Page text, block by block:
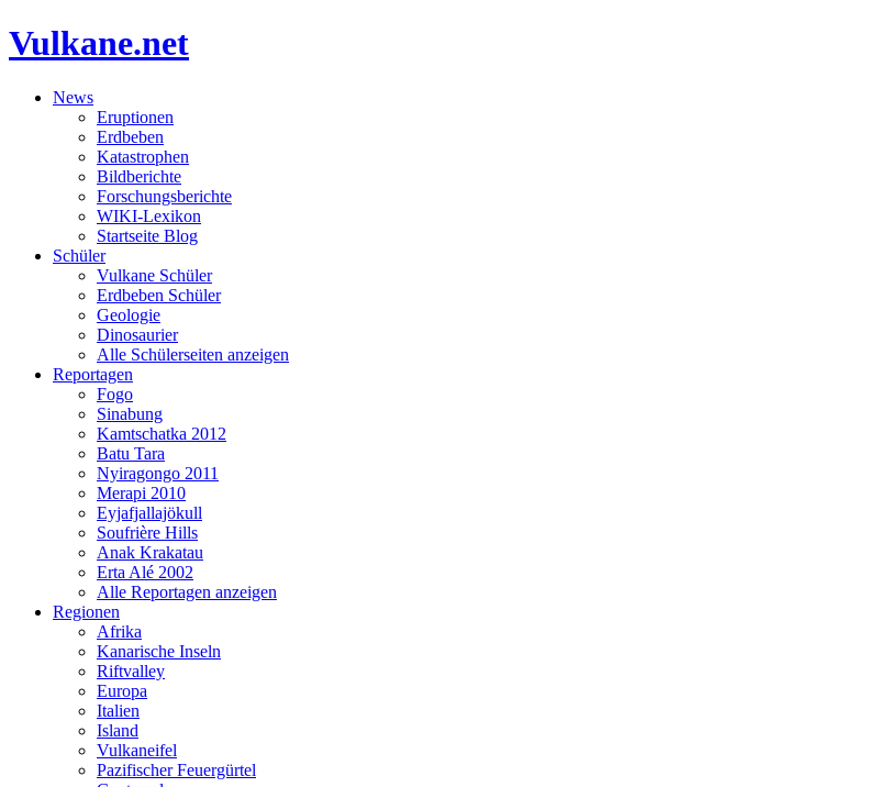
Vulkane.net
News
Eruptionen
Erdbeben
Katastrophen
Bildberichte
Forschungsberichte
WIKI-Lexikon
Startseite Blog
Schüler
Vulkane Schüler
Erdbeben Schüler
Geologie
Dinosaurier
Alle Schülerseiten anzeigen
Reportagen
Fogo
Sinabung
Kamtschatka 2012
Batu Tara
Nyiragongo 2011
Merapi 2010
Eyjafjallajökull
Soufrière Hills
Anak Krakatau
Erta Alé 2002
Alle Reportagen anzeigen
Regionen
Afrika
Kanarische Inseln
Riftvalley
Europa
Italien
Island
Vulkaneifel
Pazifischer Feuergürtel